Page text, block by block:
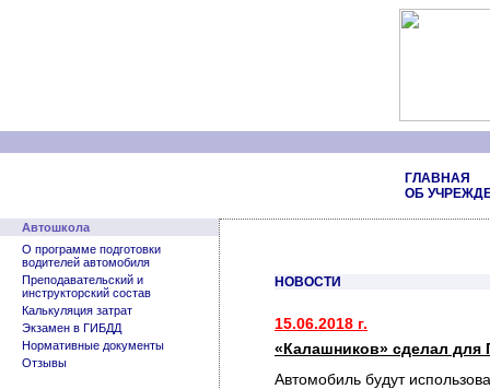
ГЛАВНАЯ
ОБ
Автошкола
О программе подготовки
водителей автомобиля
Преподавательский и
инструкторский состав
Калькуляция затрат
Экзамен в ГИБДД
Нормативные документы
Отзывы
НОВОСТИ
15.06.2018 г.
«Калашников» сделал для
Автомобиль будут